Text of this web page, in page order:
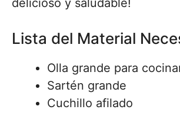
delicioso y saludable!
Lista del Material
Olla grande para
Sartén grande
Cuchillo afilado